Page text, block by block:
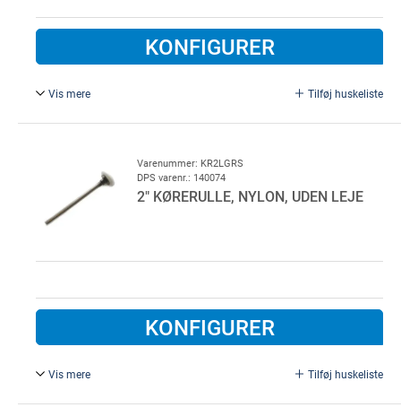
KONFIGURER
Vis mere Tilføj huskeliste
Varenummer: KR2LGRS
DPS varenr.: 140074
2" KØRERULLE, NYLON, UDEN LEJE
KONFIGURER
Vis mere Tilføj huskeliste